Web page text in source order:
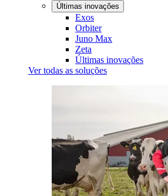
Últimas inovações
Exos
Orbiter
Juno Max
Zeta
Últimas inovações
Ver todas as soluções